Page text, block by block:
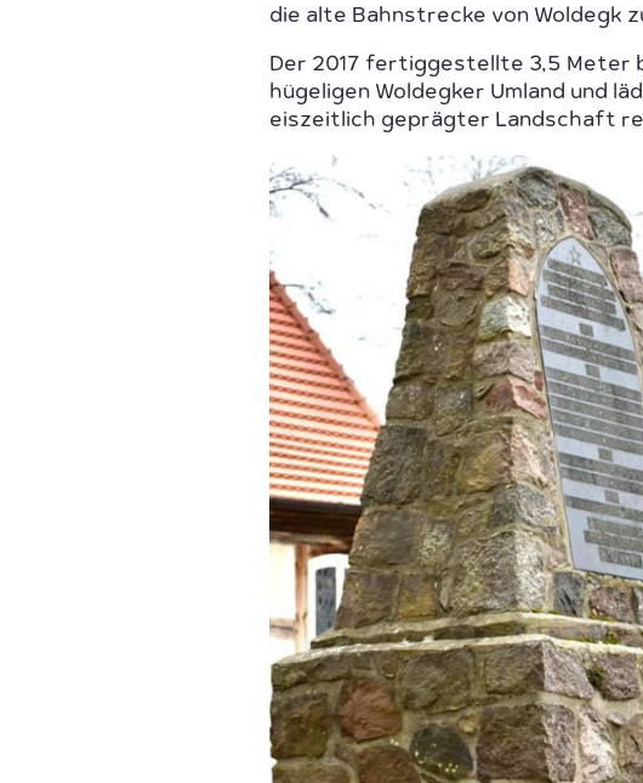
die alte Bahnstrecke von Woldegk
Der 2017 fertiggestellte 3,5 Meter
hügeligen Woldegker Umland und
eiszeitlich geprägter Landschaft